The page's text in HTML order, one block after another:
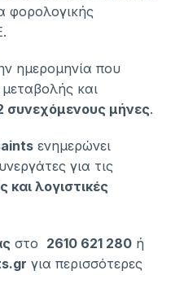
φορολογικής
ημερομηνία που
και
συνεχόμενους μήνες.
ενημερώνει
για τις
και λογιστικές
στο 2610 621 280 ή
για περισσότερες